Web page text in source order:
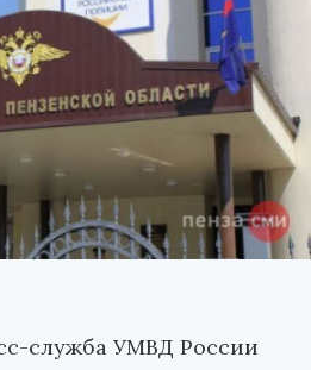
служба УМВД России